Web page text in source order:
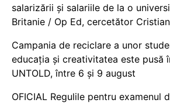
salarizării și salariile de la o
Britanie / Op Ed, cercetător
Campania de reciclare a unor
educația și creativitatea este pusă
UNTOLD, între 6 și 9 august
OFICIAL Regulile pentru examenul